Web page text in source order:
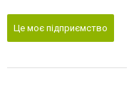
Це моє підприємство